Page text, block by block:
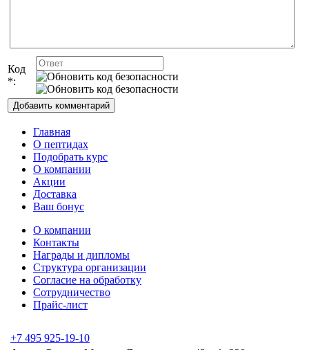
Код
*:
Главная
О пептидах
Подобрать курс
О компании
Акции
Доставка
Ваш бонус
О компании
Контакты
Награды и дипломы
Структура организации
Согласие на обработку
Сотрудничество
Прайс-лист
+7 495 925-19-10